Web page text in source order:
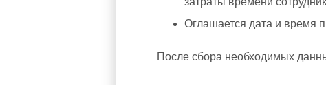
Оглашается дата и время
После сбора необходимых